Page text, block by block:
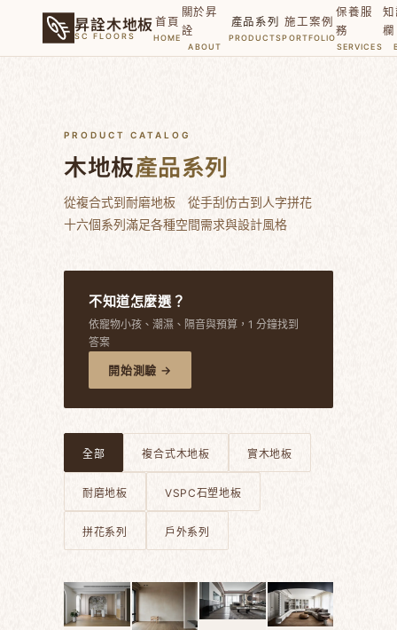
昇詮木地板
SC FLOORS
首頁
HOME
關於昇
詮
ABOUT
產品系列
PRODUCTS
施工案例
PORTFOLIO
保養服
務
SERVICES
欄
PRODUCT CATALOG
木地板產品系列
從複合式到耐磨地板 從手刮仿古到人字拼花
十六個系列滿足各種空間需求與設計風格
不知道怎麼選？
依寵物小孩、潮濕、隔音與預算，1 分鐘找到
答案
開始測驗 →
全部 複合式木地板 實木地板
耐磨地板 VSPC石塑地板
拼花系列 戶外系列